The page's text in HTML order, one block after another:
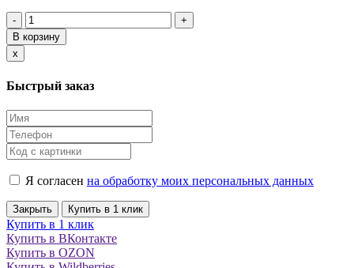
-
+
В корзину
x
Быстрый заказ
Я согласен на обработку моих персональных данных
Закрыть Купить в 1 клик
Купить в 1 клик
Купить в ВКонтакте
Купить в OZON